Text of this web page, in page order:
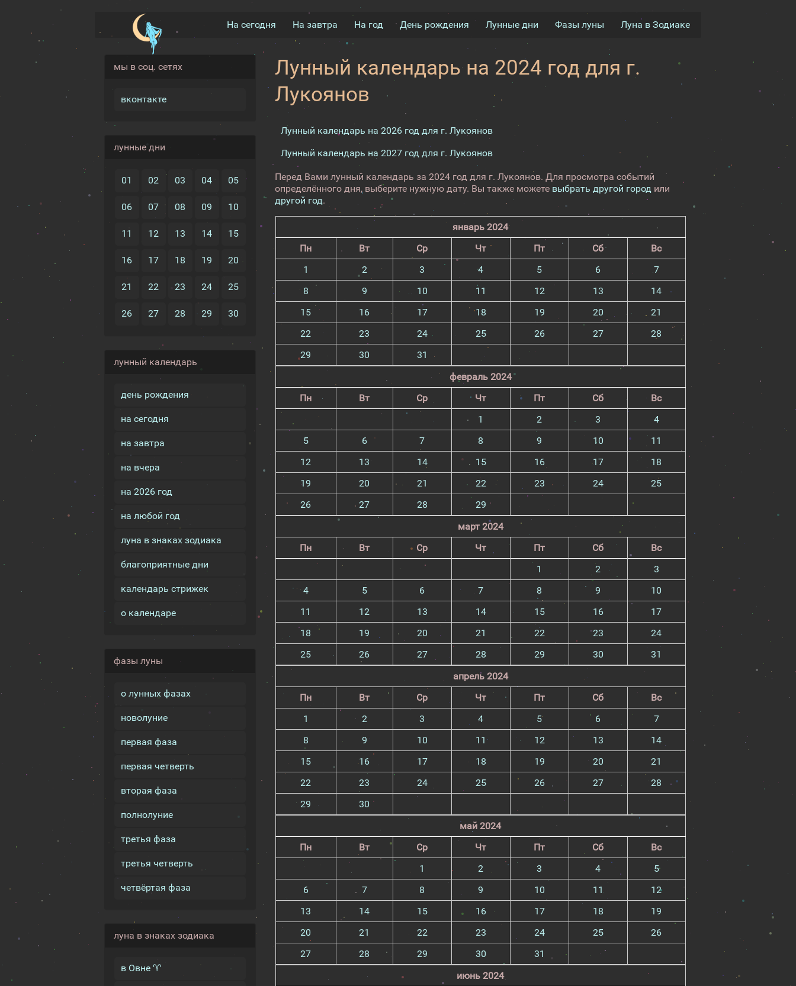
На сегодня На завтра На год День рождения Лунные дни Фазы луны Луна в Зодиаке
мы в соц. сетях
вконтакте
лунные дни
01 02 03 04 05
06 07 08 09 10
11 12 13 14 15
16 17 18 19 20
21 22 23 24 25
26 27 28 29 30
лунный календарь
день рождения
на сегодня
на завтра
на вчера
на 2026 год
на любой год
луна в знаках зодиака
благоприятные дни
календарь стрижек
о календаре
фазы луны
о лунных фазах
новолуние
первая фаза
первая четверть
вторая фаза
полнолуние
третья фаза
третья четверть
четвёртая фаза
луна в знаках зодиака
в Овне ♈
Лунный календарь на 2024 год для г.
Лукоянов
Лунный календарь на 2026 год для г. Лукоянов
Лунный календарь на 2027 год для г. Лукоянов
Перед Вами лунный календарь за 2024 год для г. Лукоянов. Для просмотра событий
определённого дня, выберите нужную дату. Вы также можете выбрать другой город или
другой год.
январь 2024
Пн
Вт Ср Чт Пт Сб
Вс
1
2 3 4 5 6
7
8
9 10 11 12 13
14
15
16 17 18 19 20
21
22
23 24 25 26 27
28
29
30
31
февраль 2024
Пн
Вт Ср Чт Пт Сб
Вс
1
2 3
4
5
6 7 8 9 10
11
12
13 14 15 16 17
18
19
20 21 22 23 24
25
26
27 28
29
март 2024
Пн
Вт Ср Чт Пт Сб
Вс
1
2
3
4
5 6 7 8 9
10
11
12 13 14 15 16
17
18
19 20 21 22 23
24
25
26 27 28 29 30
31
апрель 2024
Пн
Вт Ср Чт Пт Сб
Вс
1
2 3 4 5 6
7
8
9 10 11 12 13
14
15
16 17 18 19 20
21
22
23 24 25 26 27
28
29
30
май 2024
Пн
Вт Ср Чт Пт Сб
Вс
1
2 3 4
5
6
7 8 9 10 11
12
13
14 15 16 17 18
19
20
21 22 23 24 25
26
27
28 29 30
31
июнь 2024